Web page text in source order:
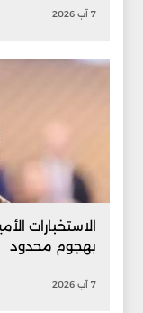
7 آب 2026
الاستخبارات
بهجوم محدود
7 آب 2026